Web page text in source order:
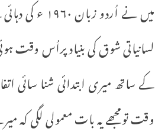
میں نے
لسانیاتی شوق کی بنیاد پراُس وقت
کے ساتھ میری ابتدائی شنا سائی
وقت تومجھے یہ بات معمولی لگی کہ